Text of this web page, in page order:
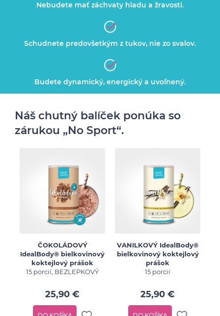
Nebudete mať záchvaty hladu a žravosti.
Schudnete predovšetkým z tukov, nie zo svalov.
Budete dynamický, energický a uvoľnený.
Náš chutný balíček ponúka so
zárukou „No Sport“.
ČOKOLÁDOVÝ
IdealBody® bielkovinový
koktejlový prášok
15 porcií, BEZLEPKOVÝ
25,90 €
VANILKOVÝ IdealBody®
bielkovinový koktejlový
prášok
15 porcií
25,90 €